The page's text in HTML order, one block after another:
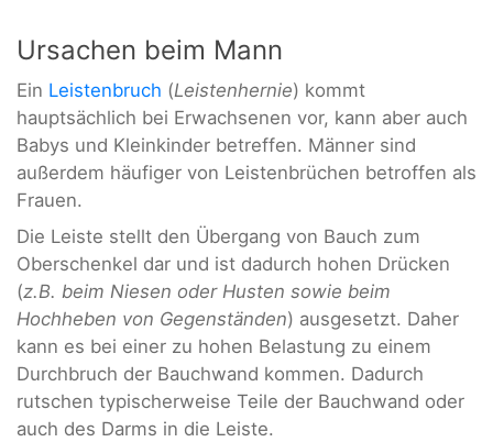
Ursachen beim Mann
Ein Leistenbruch (Leistenhernie) kommt
hauptsächlich bei Erwachsenen vor, kann aber auch
Babys und Kleinkinder betreffen. Männer sind
außerdem häufiger von Leistenbrüchen betroffen als
Frauen.
Die Leiste stellt den Übergang von Bauch zum
Oberschenkel dar und ist dadurch hohen Drücken
(z.B. beim Niesen oder Husten sowie beim
Hochheben von Gegenständen) ausgesetzt. Daher
kann es bei einer zu hohen Belastung zu einem
Durchbruch der Bauchwand kommen. Dadurch
rutschen typischerweise Teile der Bauchwand oder
auch des Darms in die Leiste.